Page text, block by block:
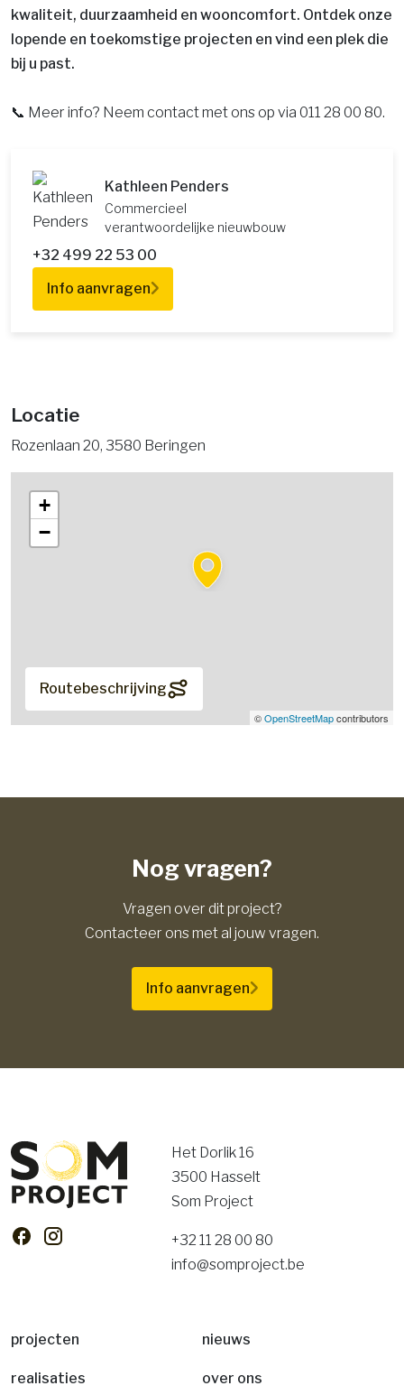
kwaliteit, duurzaamheid en wooncomfort. Ontdek onze
lopende en toekomstige projecten en vind een plek die
bij u past.
📞 Meer info? Neem contact met ons op via 011 28 00 80.
Kathleen Penders
Commercieel
verantwoordelijke nieuwbouw
+32 499 22 53 00
Info aanvragen
Locatie
Rozenlaan 20, 3580 Beringen
+
−
©OpenStreetMapcontributors
Routebeschrijving
Nog vragen?
Vragen over dit project?
Contacteer ons met al jouw vragen.
Info aanvragen
Het Dorlik 16
3500 Hasselt
Som Project
+32 11 28 00 80
info@somproject.be
projecten nieuws
realisaties over ons